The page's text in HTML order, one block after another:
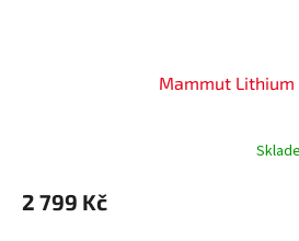
Mammut Lithium
2 799 Kč